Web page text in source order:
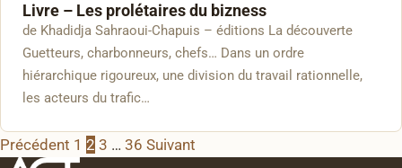
Livre – Les prolétaires du bizness
de Khadidja Sahraoui-Chapuis – éditions La découverte
Guetteurs, charbonneurs, chefs… Dans un ordre
hiérarchique rigoureux, une division du travail rationnelle,
les acteurs du trafic…
Pagination
Précédent 1 2 3 … 36 Suivant